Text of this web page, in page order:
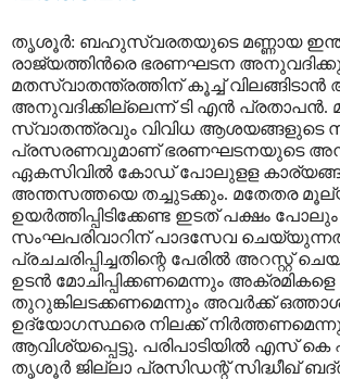
തൃശൂര്‍: ബഹുസ്വരതയുടെ മണ്ണായ
രാജ്യത്തിന്‍രെ ഭരണഘടന
മതസ്വാതന്ത്രത്തിന് കൂച്ച്
അനുവദിക്കില്ലെന്ന് ടി എന്‍ പ്രതാപന്‍.
സ്വാതന്ത്രവും വിവിധ ആശയങ്ങളുടെ
പ്രസരണവുമാണ് ഭരണഘടനയുടെ
ഏകസിവില്‍ കോഡ് പോലുളള
അന്തസത്തയെ തച്ചുടക്കും. മതേതര
ഉയര്‍ത്തിപ്പിടിക്കേണ്ട ഇടത് പക്ഷം പോലും
സംഘപരിവാറിന് പാദസേവ
പ്രചചരിപ്പിച്ചതിന്റെ പേരില്‍ അറസ്റ്റ്
ഉടന്‍ മോചിപ്പിക്കണമെന്നും അക്രമികളെ
തുറുങ്കിലടക്കണമെന്നും അവര്‍ക്ക്
ഉദ്യോഗസ്ഥരെ നിലക്ക്
ആവിശ്യപ്പെട്ടു. പരിപാടിയില്‍ എസ്
തൃശൂര്‍ ജില്ലാ പ്രസിഡന്റ് സിദ്ധീഖ്